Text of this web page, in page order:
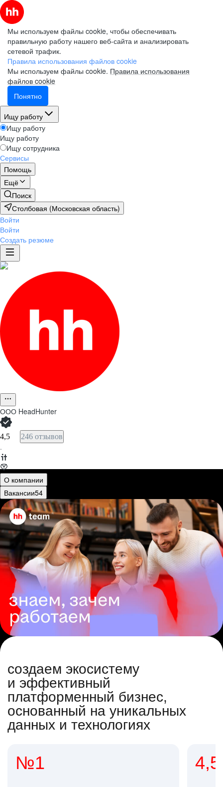
Мы используем файлы cookie, чтобы обеспечивать
правильную работу нашего веб-сайта и анализировать
сетевой трафик.
Правила использования файлов cookie
Мы используем файлы cookie. Правила использования
файлов cookie
Понятно
Ищу работу
Ищу работу
Ищу работу
Ищу сотрудника
Сервисы
Помощь
Ещё
Поиск
Столбовая (Московская область)
Войти
Войти
Создать резюме
ООО HeadHunter
4,5 246 отзывов
·
О компании
Вакансии54
создаем экосистему
и эффективный
платформенный бизнес,
основанный на уникальных
данных и технологиях
4,5